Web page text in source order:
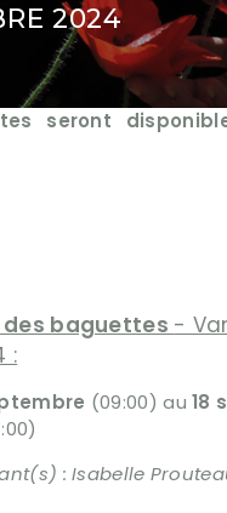
2024
seront
baguettes -
:
(09:00) au18
: Isabelle